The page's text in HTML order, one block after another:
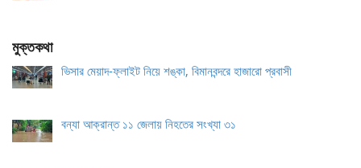
মুক্তকথা
ভিসার মেয়াদ-ফ্লাইট নিয়ে শঙ্কা, বিমানবন্দরে হাজারো প্রবাসী
বন্যা আক্রান্ত ১১ জেলায় নিহতের সংখ্যা ৩১